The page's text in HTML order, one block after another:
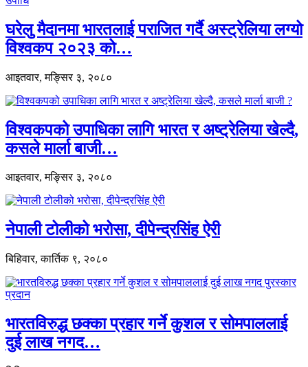
घरेलु मैदानमा भारतलाई पराजित गर्दै अस्ट्रेलिया लग्यो
विश्वकप २०२३ को…
आइतवार, मङ्सिर ३, २०८०
विश्वकपको उपाधिका लागि भारत र अष्ट्रेलिया खेल्दै,
कसले मार्ला बाजी…
आइतवार, मङ्सिर ३, २०८०
नेपाली टोलीको भरोसा, दीपेन्द्रसिंह ऐरी
बिहिवार, कार्तिक ९, २०८०
भारतविरुद्ध छक्का प्रहार गर्ने कुशल र सोमपाललाई
दुई लाख नगद…